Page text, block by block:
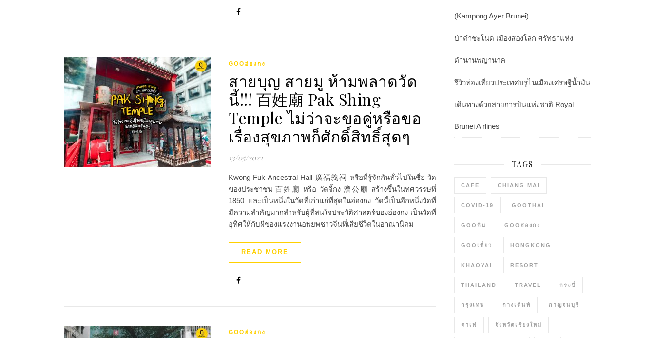
GOOฮ่องกง
สายบุญ สายมู ห้ามพลาดวัด
นี้!!! 百姓廟 Pak Shing
Temple ไม่ว่าจะขอคู่หรือขอ
เรื่องสุขภาพก็ศักดิ์สิทธิ์สุดๆ
13/05/2022
Kwong Fuk Ancestral Hall 廣福義祠 หรือที่รู้จักกันทั่วไปในชื่อ วัด
ของประชาชน 百姓廟 หรือ วัดจี้กง 濟公廟 สร้างขึ้นในทศวรรษที่
1850 และเป็นหนึ่งในวัดที่เก่าแก่ที่สุดในฮ่องกง วัดนี้เป็นอีกหนึ่งวัดที่
มีความสำคัญมากสำหรับผู้ที่สนใจประวัติศาสตร์ของฮ่องกง เป็นวัดที่
อุทิศให้กับผีของแรงงานอพยพชาวจีนที่เสียชีวิตในอาณานิคม
READ MORE
GOOฮ่องกง
(Kampong Ayer Brunei)
ป่าคำชะโนด เมืองสองโลก ศรัทธาแห่ง
ตำนานพญานาค
รีวิวท่องเที่ยวประเทศบรูไนเมืองเศรษฐีน้ำมัน
เดินทางด้วยสายการบินแห่งชาติ Royal
Brunei Airlines
TAGS
CAFE CHIANG MAI
COVID-19 GOOTHAI
GOOกิน GOOฮ่องกง
GOOเที่ยว HONGKONG
KHAOYAI RESORT
THAILAND TRAVEL กระบี่
กรุงเทพ กางเต้นท์ กาญจนบุรี
คาเฟ่ จังหวัดเชียงใหม่